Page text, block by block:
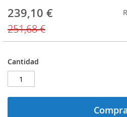
Precio
239,10 €
251,68 €
Cantidad
la
galería
de
imágenes